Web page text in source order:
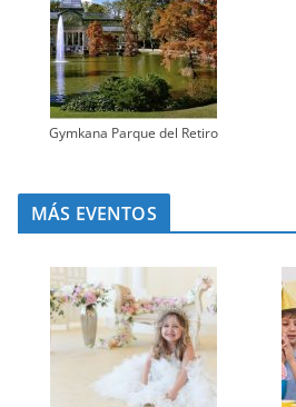
Gymkana Parque del Retiro
MÁS EVENTOS